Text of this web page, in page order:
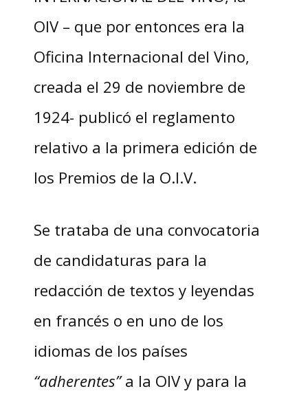
OIV – que por entonces era la
Oficina Internacional del Vino,
creada el 29 de noviembre de
1924- publicó el reglamento
relativo a la primera edición de
los Premios de la O.I.V.
Se trataba de una convocatoria
de candidaturas para la
redacción de textos y leyendas
en francés o en uno de los
idiomas de los países
“adherentes”a la OIV y para la